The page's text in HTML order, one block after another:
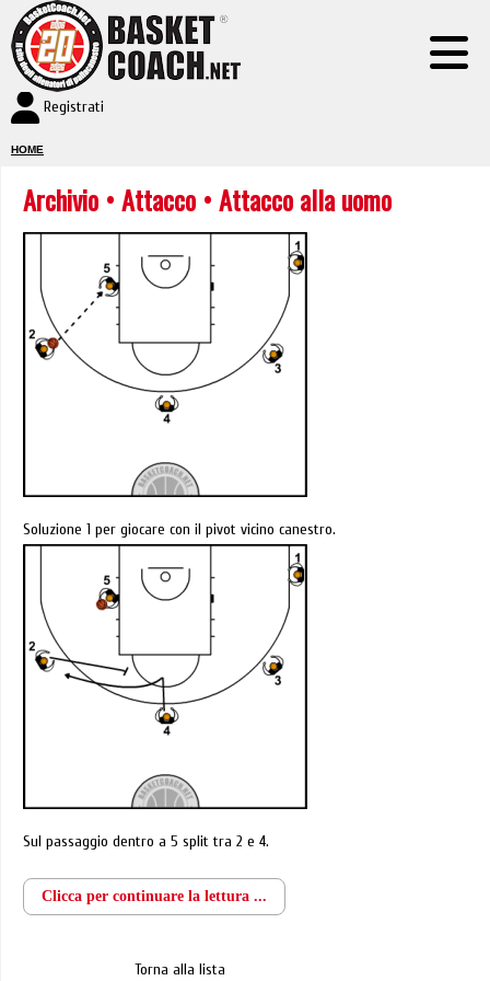
Registrati
HOME
Archivio •Attacco • Attacco alla uomo
Soluzione 1 per giocare con il pivot vicino canestro.
Sul passaggio dentro a 5 split tra 2 e 4.
Clicca per continuare la lettura ...
Torna alla lista